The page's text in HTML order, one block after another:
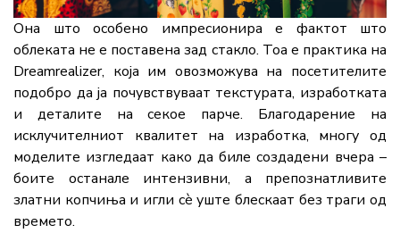
Она што особено импресионира е фактот што
облеката не е поставена зад стакло. Тоа е практика на
Dreamrealizer, која им овозможува на посетителите
подобро да ја почувствуваат текстурата, изработката
и деталите на секое парче. Благодарение на
исклучителниот квалитет на изработка, многу од
моделите изгледаат како да биле создадени вчера –
боите останале интензивни, а препознатливите
златни копчиња и игли сè уште блескаат без траги од
времето.